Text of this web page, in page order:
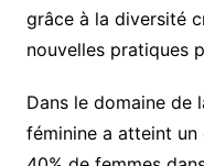
grâce à la diversité
nouvelles pratiques
Dans le domaine de
féminine a atteint